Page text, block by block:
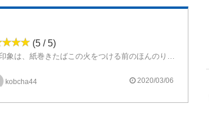
(5 / 5)
kobcha44 2020/03/06